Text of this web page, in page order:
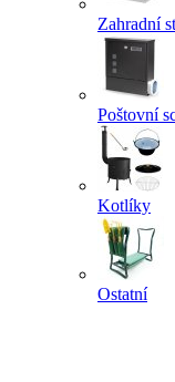
Zahradní
Poštovní
Kotlíky
Ostatní